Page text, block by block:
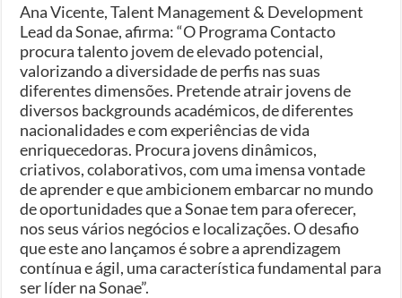
Ana Vicente, Talent Management & Development
Lead da Sonae, afirma: “O Programa Contacto
procura talento jovem de elevado potencial,
valorizando a diversidade de perfis nas suas
diferentes dimensões. Pretende atrair jovens de
diversos backgrounds académicos, de diferentes
nacionalidades e com experiências de vida
enriquecedoras. Procura jovens dinâmicos,
criativos, colaborativos, com uma imensa vontade
de aprender e que ambicionem embarcar no mundo
de oportunidades que a Sonae tem para oferecer,
nos seus vários negócios e localizações. O desafio
que este ano lançamos é sobre a aprendizagem
contínua e ágil, uma característica fundamental para
ser líder na Sonae”.